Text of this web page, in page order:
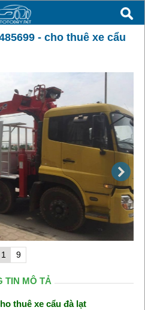
- cho thuê xe cẩu
1 9
TIN MÔ TẢ
thuê xe cẩu đà lạt